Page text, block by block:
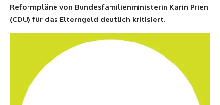
Reformpläne von Bundesfamilienministerin Karin Prien
(CDU) für das Elterngeld deutlich kritisiert.